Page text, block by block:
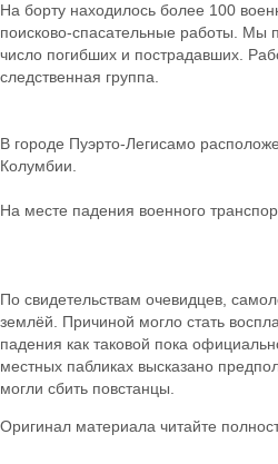
На борту находилось более 100
поисково-спасательные работы. Мы
число погибших и пострадавших.
следственная группа.
В городе Пуэрто-Легисамо
Колумбии.
На месте падения военного
По свидетельствам очевидцев,
землёй. Причиной могло стать
падения как таковой пока
местных пабликах высказано
могли сбить повстанцы.
Оригинал материала читайте